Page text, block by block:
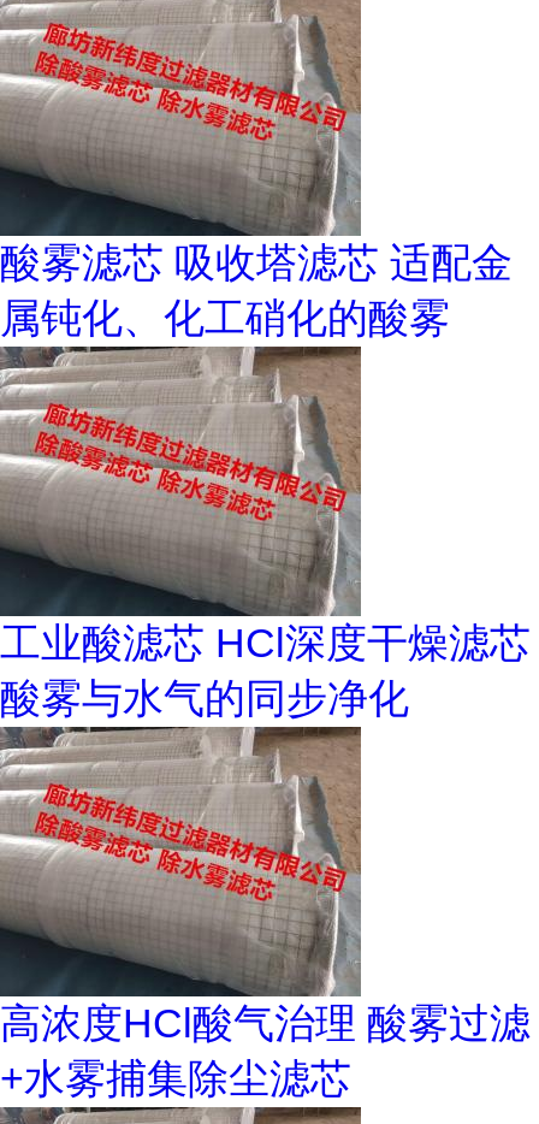
酸雾滤芯 吸收塔滤芯 适配金
属钝化、化工硝化的酸雾
工业酸滤芯 HCl深度干燥滤芯
酸雾与水气的同步净化
高浓度HCl酸气治理 酸雾过滤
+水雾捕集除尘滤芯